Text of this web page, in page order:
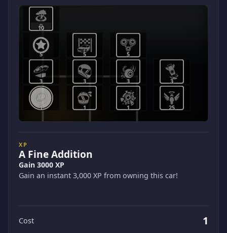
1 1 1 25
3 3 3 3
5 5 5
10
XP
A Fine Addition
Gain 3000 XP
Gain an instant 3,000 XP from owning this car!
Cost 1